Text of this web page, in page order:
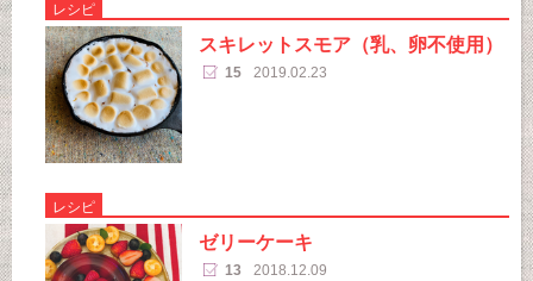
レシピ
スキレットスモア（乳、卵不使用）
15 2019.02.23
レシピ
ゼリーケーキ
13 2018.12.09